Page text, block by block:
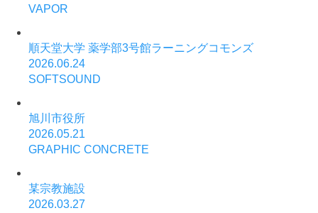
シ
VAPOR
順天堂大学 薬学部3号館ラーニングコモンズ
2026.06.24
SOFTSOUND
旭川市役所
2026.05.21
GRAPHIC CONCRETE
某宗教施設
2026.03.27